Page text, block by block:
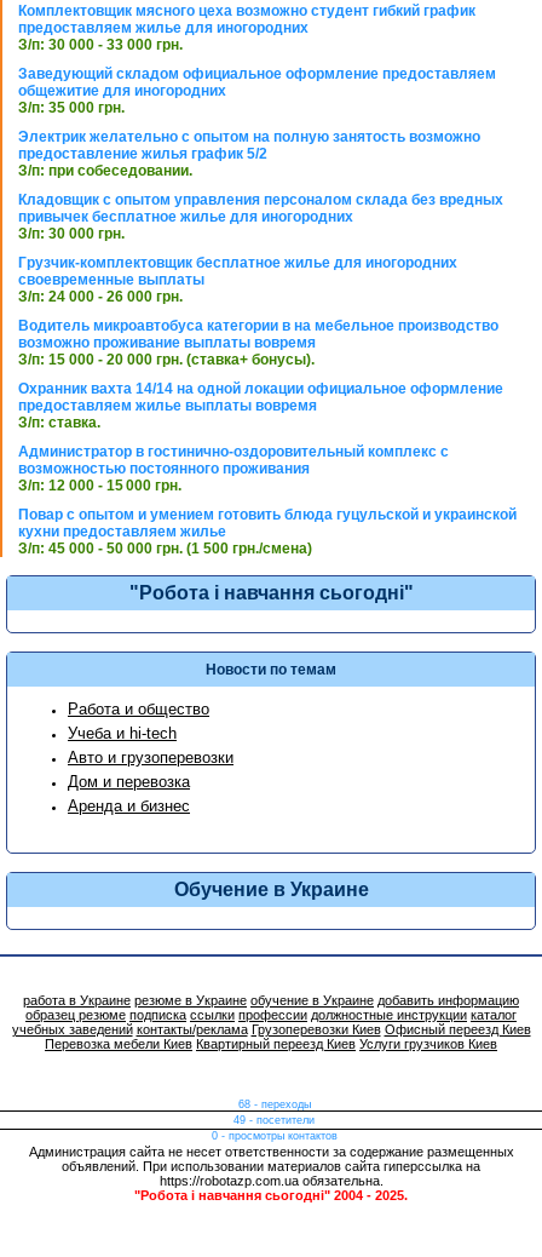
Комплектовщик мясного цеха возможно студент гибкий график
предоставляем жилье для иногородних
З/п: 30 000 - 33 000 грн.
Заведующий складом официальное оформление предоставляем
общежитие для иногородних
З/п: 35 000 грн.
Электрик желательно с опытом на полную занятость возможно
предоставление жилья график 5/2
З/п: при собеседовании.
Кладовщик с опытом управления персоналом склада без вредных
привычек бесплатное жилье для иногородних
З/п: 30 000 грн.
Грузчик-комплектовщик бесплатное жилье для иногородних
своевременные выплаты
З/п: 24 000 - 26 000 грн.
Водитель микроавтобуса категории в на мебельное производство
возможно проживание выплаты вовремя
З/п: 15 000 - 20 000 грн. (ставка+ бонусы).
Охранник вахта 14/14 на одной локации официальное оформление
предоставляем жилье выплаты вовремя
З/п: ставка.
Администратор в гостинично-оздоровительный комплекс с
возможностью постоянного проживания
З/п: 12 000 - 15 000 грн.
Повар с опытом и умением готовить блюда гуцульской и украинской
кухни предоставляем жилье
З/п: 45 000 - 50 000 грн. (1 500 грн./смена)
"Робота і навчання сьогодні"
Новости по темам
Работа и общество
Учеба и hi-tech
Авто и грузоперевозки
Дом и перевозка
Аренда и бизнес
Обучение в Украине
работа в Украине резюме в Украине обучение в Украине добавить информацию
образец резюме подписка ссылки профессии должностные инструкции каталог
учебных заведений контакты/реклама Грузоперевозки Киев Офисный переезд Киев
Перевозка мебели Киев Квартирный переезд Киев Услуги грузчиков Киев
68 - переходы
49 - посетители
0 - просмотры контактов
Администрация сайта не несет ответственности за содержание размещенных
объявлений. При использовании материалов сайта гиперссылка на
https://robotazp.com.ua обязательна.
"Робота і навчання сьогодні" 2004 - 2025.